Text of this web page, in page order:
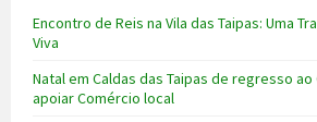
Encontro de Reis na Vila das Taipas: Uma
Viva
Natal em Caldas das Taipas de regresso ao
apoiar Comércio local